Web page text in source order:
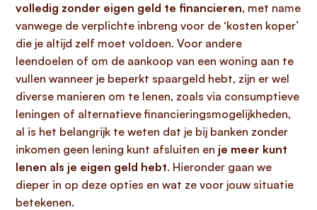
volledig zonder eigen geld te financieren, met name
vanwege de verplichte inbreng voor de ‘kosten koper’
die je altijd zelf moet voldoen. Voor andere
leendoelen of om de aankoop van een woning aan te
vullen wanneer je beperkt spaargeld hebt, zijn er wel
diverse manieren om te lenen, zoals via consumptieve
leningen of alternatieve financieringsmogelijkheden,
al is het belangrijk te weten dat je bij banken zonder
inkomen geen lening kunt afsluiten en je meer kunt
lenen als je eigen geld hebt. Hieronder gaan we
dieper in op deze opties en wat ze voor jouw situatie
betekenen.